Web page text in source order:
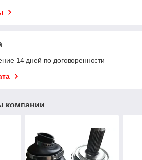
14 дней по договоренности
компании